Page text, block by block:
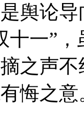
舆论
十一”
之声
悔之意